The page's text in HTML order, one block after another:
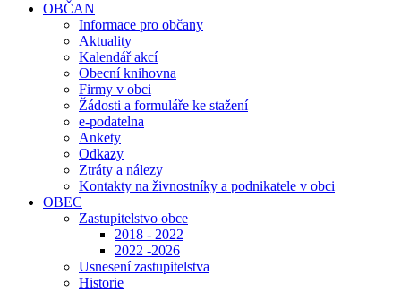
OBČAN
Informace pro občany
Aktuality
Kalendář akcí
Obecní knihovna
Firmy v obci
Žádosti a formuláře ke stažení
e-podatelna
Ankety
Odkazy
Ztráty a nálezy
Kontakty na živnostníky a podnikatele v obci
OBEC
Zastupitelstvo obce
2018 - 2022
2022 -2026
Usnesení zastupitelstva
Historie